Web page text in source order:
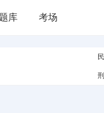
库 考场